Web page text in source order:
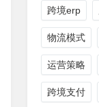
跨境erp
物流模式
运营策略
跨境支付